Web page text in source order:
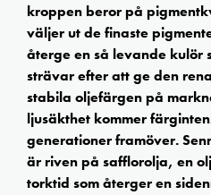
kroppen beror på
väljer ut de finaste
återge en så levande kulör
strävar efter att ge den
stabila oljefärgen på
ljusäkthet kommer
generationer framöver.
är riven på safflorolja, en
torktid som återger en